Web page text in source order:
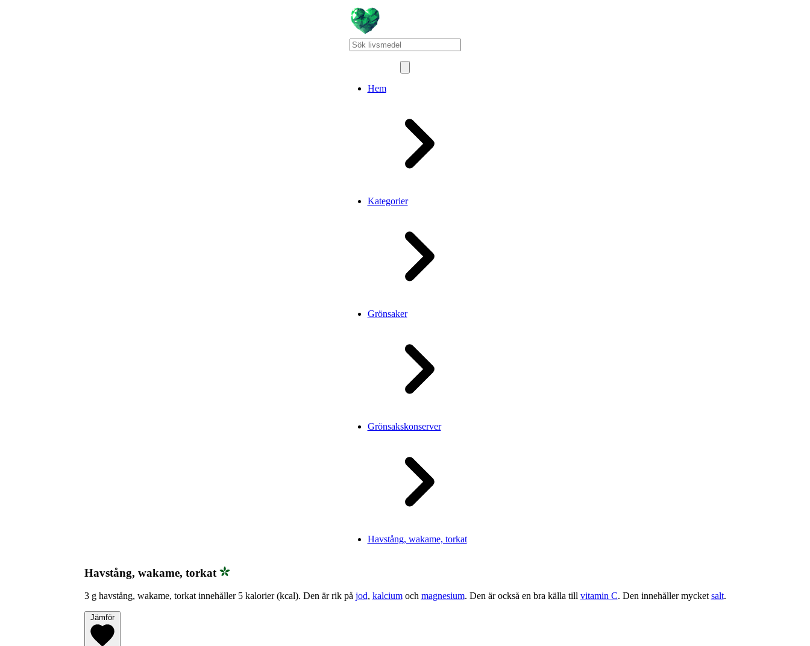
Hem
Kategorier
Grönsaker
Grönsakskonserver
Havstång, wakame, torkat
Havstång, wakame, torkat
3 g havstång, wakame, torkat innehåller 5 kalorier (kcal). Den är rik på jod, kalciumoch magnesium. Den är också en bra källa till vitamin C. Den innehåller mycketsalt.
Jämför